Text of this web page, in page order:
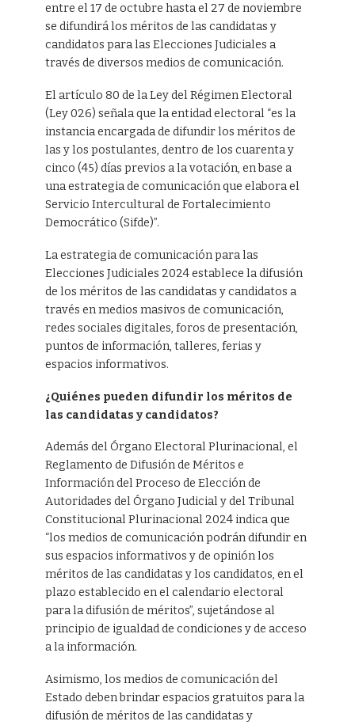
entre el 17 de octubre hasta el 27 de noviembre
se difundirá los méritos de las candidatas y
candidatos para las Elecciones Judiciales a
través de diversos medios de comunicación.
El artículo 80 de la Ley del Régimen Electoral
(Ley 026) señala que la entidad electoral “es la
instancia encargada de difundir los méritos de
las y los postulantes, dentro de los cuarenta y
cinco (45) días previos a la votación, en base a
una estrategia de comunicación que elabora el
Servicio Intercultural de Fortalecimiento
Democrático (Sifde)”.
La estrategia de comunicación para las
Elecciones Judiciales 2024 establece la difusión
de los méritos de las candidatas y candidatos a
través en medios masivos de comunicación,
redes sociales digitales, foros de presentación,
puntos de información, talleres, ferias y
espacios informativos.
¿Quiénes pueden difundir los méritos de
las candidatas y candidatos?
Además del Órgano Electoral Plurinacional, el
Reglamento de Difusión de Méritos e
Información del Proceso de Elección de
Autoridades del Órgano Judicial y del Tribunal
Constitucional Plurinacional 2024 indica que
“los medios de comunicación podrán difundir en
sus espacios informativos y de opinión los
méritos de las candidatas y los candidatos, en el
plazo establecido en el calendario electoral
para la difusión de méritos”, sujetándose al
principio de igualdad de condiciones y de acceso
a la información.
Asimismo, los medios de comunicación del
Estado deben brindar espacios gratuitos para la
difusión de méritos de las candidatas y